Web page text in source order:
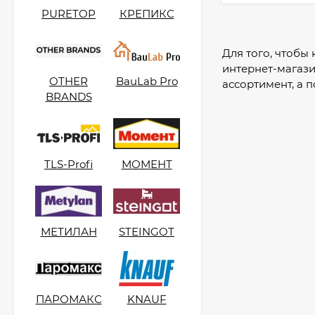
Для того, чтобы
интернет-
ассортимент, а
Затирка цветная
эпоксидная 2 кг.
3 700
KeraBellezza Design
Затирка цветная
2 050 ₽
PURETOP КРЕПИКС
OTHER
BRANDS
BauLab Pro
TLS-Profi МОМЕНТ
МЕТИЛАН STEINGOT
ПАРОМАКС KNAUF